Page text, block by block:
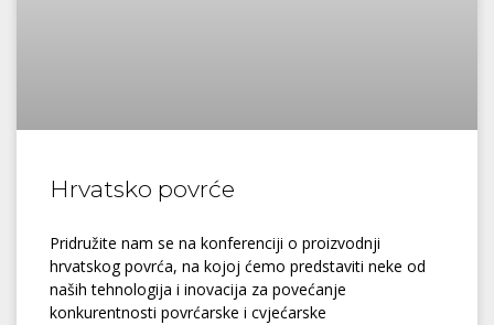
Hrvatsko povrće
Pridružite nam se na konferenciji o proizvodnji
hrvatskog povrća, na kojoj ćemo predstaviti neke od
naših tehnologija i inovacija za povećanje
konkurentnosti povrćarske i cvjećarske